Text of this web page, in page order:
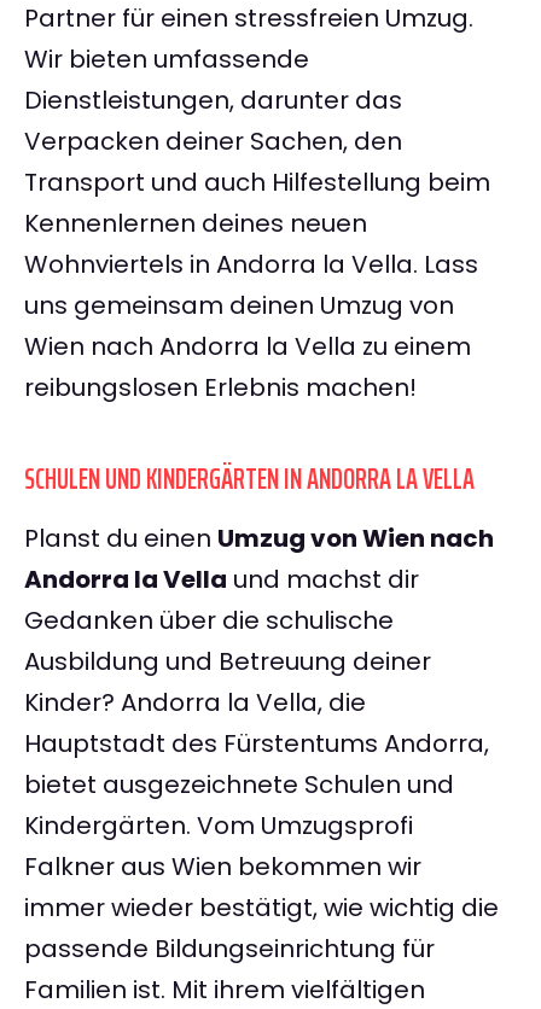
Partner für einen stressfreien Umzug.
Wir bieten umfassende
Dienstleistungen, darunter das
Verpacken deiner Sachen, den
Transport und auch Hilfestellung beim
Kennenlernen deines neuen
Wohnviertels in Andorra la Vella. Lass
uns gemeinsam deinen Umzug von
Wien nach Andorra la Vella zu einem
reibungslosen Erlebnis machen!
SCHULEN UND KINDERGÄRTEN IN ANDORRA LA VELLA
Planst du einen Umzug von Wien nach
Andorra la Vella und machst dir
Gedanken über die schulische
Ausbildung und Betreuung deiner
Kinder? Andorra la Vella, die
Hauptstadt des Fürstentums Andorra,
bietet ausgezeichnete Schulen und
Kindergärten. Vom Umzugsprofi
Falkner aus Wien bekommen wir
immer wieder bestätigt, wie wichtig die
passende Bildungseinrichtung für
Familien ist. Mit ihrem vielfältigen